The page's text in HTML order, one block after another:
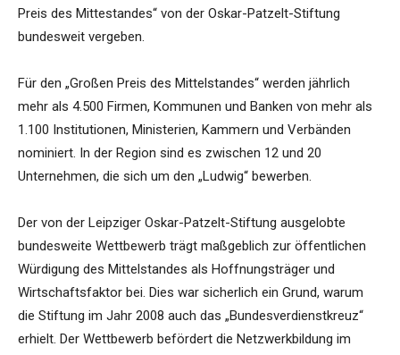
Preis des Mittestandes“ von der Oskar-Patzelt-Stiftung
bundesweit vergeben.
Für den „Großen Preis des Mittelstandes“ werden jährlich
mehr als 4.500 Firmen, Kommunen und Banken von mehr als
1.100 Institutionen, Ministerien, Kammern und Verbänden
nominiert. In der Region sind es zwischen 12 und 20
Unternehmen, die sich um den „Ludwig“ bewerben.
Der von der Leipziger Oskar-Patzelt-Stiftung ausgelobte
bundesweite Wettbewerb trägt maßgeblich zur öffentlichen
Würdigung des Mittelstandes als Hoffnungsträger und
Wirtschaftsfaktor bei. Dies war sicherlich ein Grund, warum
die Stiftung im Jahr 2008 auch das „Bundesverdienstkreuz“
erhielt. Der Wettbewerb befördert die Netzwerkbildung im